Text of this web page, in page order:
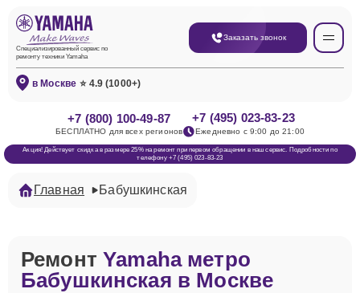
Специализированный сервис по
ремонту техники Yamaha
Заказать звонок
в Москве ⭐ 4.9 (1000+)
+7 (800) 100-49-87
БЕСПЛАТНО для всех регионов
+7 (495) 023-83-23
Ежедневно с 9:00 до 21:00
Акция! Действует скидка в размере 25% на ремонт при первом обращении в наш сервис. Подробности по
телефону +7 (495) 023-83-23
Главная Бабушкинская
РемонтYamaha метро
Бабушкинская в Москве